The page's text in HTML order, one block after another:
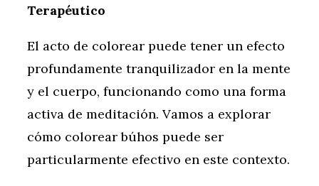
Terapéutico
El acto de colorear puede tener un efecto
profundamente tranquilizador en la mente
y el cuerpo, funcionando como una forma
activa de meditación. Vamos a explorar
cómo colorear búhos puede ser
particularmente efectivo en este contexto.